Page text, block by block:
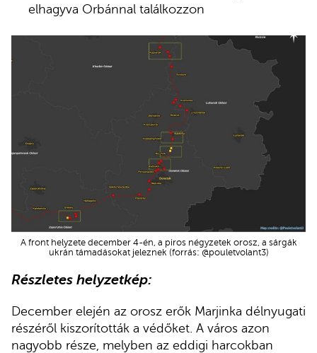
elhagyva Orbánnal találkozzon
A front helyzete december 4-én, a piros négyzetek orosz, a sárgák
ukrán támadásokat jeleznek (forrás: @pouletvolant3)
Részletes helyzetkép:
December elején az orosz erők Marjinka délnyugati
részéről kiszorították a védőket. A város azon
nagyobb része, melyben az eddigi harcokban